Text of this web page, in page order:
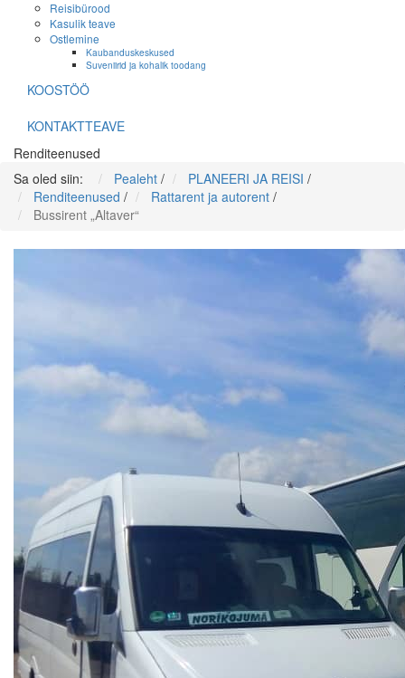
Reisibürood
Kasulik teave
Ostlemine
Kaubanduskeskused
Suveniirid ja kohalik toodang
KOOSTÖÖ
KONTAKTTEAVE
Renditeenused
Sa oled siin:
Pealeht / PLANEERI JA REISI /
Renditeenused / Rattarent ja autorent /
Bussirent „Altaver“